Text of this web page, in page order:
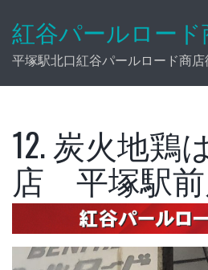
紅谷パールロード
平塚駅北口紅谷パールロード商店
12. 炭火地鶏
店 平塚駅